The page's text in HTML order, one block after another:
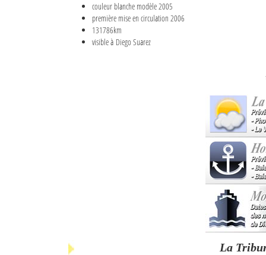
couleur blanche modèle 2005
première mise en circulation 2006
131786km
visible à Diego Suarez
La